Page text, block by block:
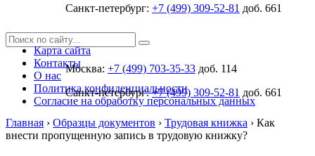
Санкт-петербург: +7 (499) 309-52-81 доб. 661
Карта сайта
Контакты
О нас
Политика конфиденциальности
Согласие на обработку персональных данных
Москва: +7 (499) 703-35-33 доб. 114
Санкт-петербург: +7 (499) 309-52-81 доб. 661
Главная › Образцы документов › Трудовая книжка › Как
внести пропущенную запись в трудовую книжку?